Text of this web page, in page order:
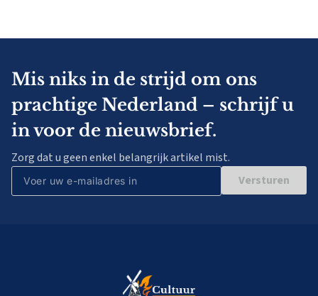
Mis niks in de strijd om ons
prachtige Nederland – schrijf u
in voor de nieuwsbrief.
Zorg dat u geen enkel belangrijk artikel mist.
Versturen